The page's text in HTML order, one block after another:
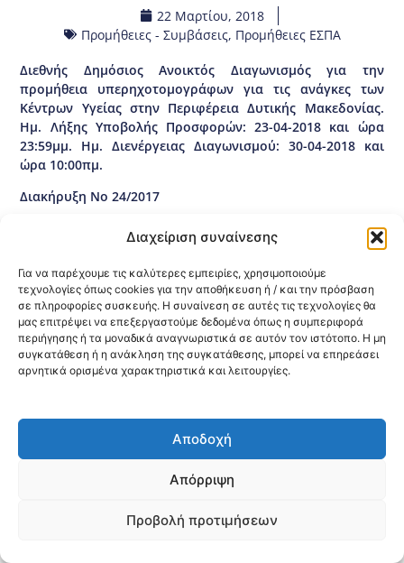
Διαχείριση συναίνεσης
Για να παρέχουμε τις καλύτερες εμπειρίες, χρησιμοποιούμε
τεχνολογίες όπως cookies για την αποθήκευση ή / και την πρόσβαση
σε πληροφορίες συσκευής. Η συναίνεση σε αυτές τις τεχνολογίες θα
μας επιτρέψει να επεξεργαστούμε δεδομένα όπως η συμπεριφορά
περιήγησης ή τα μοναδικά αναγνωριστικά σε αυτόν τον ιστότοπο. Η μη
συγκατάθεση ή η ανάκληση της συγκατάθεσης, μπορεί να επηρεάσει
αρνητικά ορισμένα χαρακτηριστικά και λειτουργίες.
Αποδοχή
Απόρριψη
Προβολή προτιμήσεων
22 Μαρτίου, 2018
Προμήθειες - Συμβάσεις, Προμήθειες ΕΣΠΑ
Διεθνής Δημόσιος Ανοικτός Διαγωνισμός για την
προμήθεια υπερηχοτομογράφων για τις ανάγκες των
Κέντρων Υγείας στην Περιφέρεια Δυτικής Μακεδονίας.
Ημ. Λήξης Υποβολής Προσφορών: 23-04-2018 και ώρα
23:59μμ. Ημ. Διενέργειας Διαγωνισμού: 30-04-2018 και
ώρα 10:00πμ.
Διακήρυξη Νο 24/2017
@2026 3ype.gr All rights reserved
Πολιτική Προστασίας Δεδομένων
Θεσσαλονίκη, Ελλάδα Τηλ: +30 2311 226 200
email: 3ype@3ype.gr
Page Visits:
00012 Website Visits: 1598568